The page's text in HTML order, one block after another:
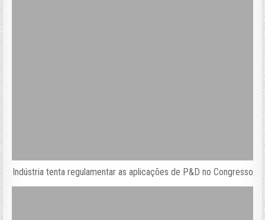
Indústria tenta regulamentar as aplicações de P&D no Congresso